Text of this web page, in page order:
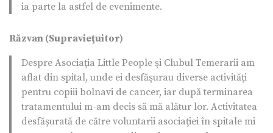
ia parte la astfel de evenimente.
Răzvan (Supravieţuitor)
Despre Asociaţia Little People şi Clubul Temerarii am
aflat din spital, unde ei desfăşurau diverse activităţi
pentru copiii bolnavi de cancer, iar după terminarea
tratamentului m-am decis să mă alătur lor. Activitatea
desfăşurată de către voluntarii asociaţiei în spitale mi